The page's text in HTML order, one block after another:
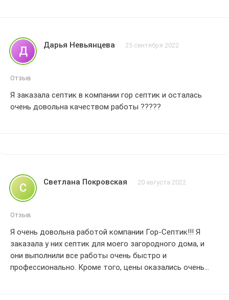
Д Дарья Невьянцева 25 сентября 2022
Отзыв
Я заказала септик в компании гор септик и осталась
очень довольна качеством работы ?????
С Светлана Покровская 20 августа 2022
Отзыв
Я очень довольна работой компании Гор-Септик!!! Я
заказала у них септик для моего загородного дома, и
они выполнили все работы очень быстро и
профессионально. Кроме того, цены оказались очень